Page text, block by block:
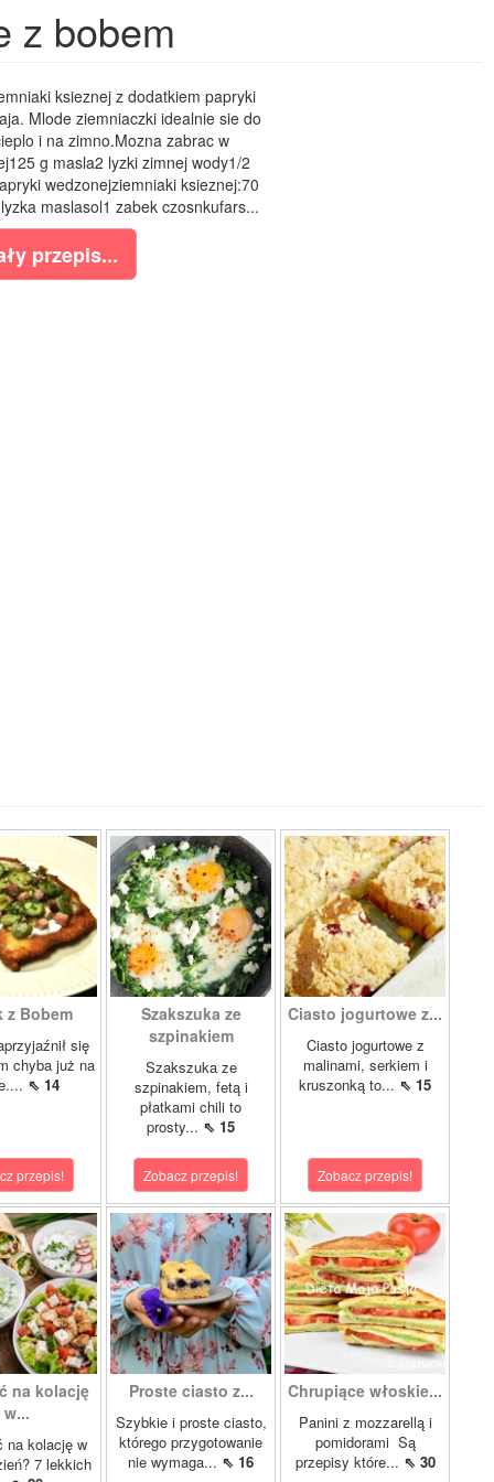
z bobem
ksieznej z dodatkiem papryki
Mlode ziemniaczki idealnie sie do
i na zimno.Mozna zabrac w
g masla2 lyzki zimnej wody1/2
wedzonejziemniaki ksieznej:70
maslasol1 zabek czosnkufars...
przepis...
z Bobem
się
chyba już na
⇖ 14
przepis!
Szakszuka ze
szpinakiem
Szakszuka ze
szpinakiem, fetą i
płatkami chili to
prosty... ⇖ 15
Zobacz przepis!
Ciasto jogurtowe z...
Ciasto jogurtowe z
malinami, serkiem i
kruszonką to... ⇖ 15
Zobacz przepis!
na kolację
w...
na kolację w
7 lekkich
Proste ciasto z...
Szybkie i proste ciasto,
którego przygotowanie
nie wymaga... ⇖ 16
Chrupiące włoskie...
Panini z mozzarellą i
pomidorami Są
przepisy które... ⇖ 30